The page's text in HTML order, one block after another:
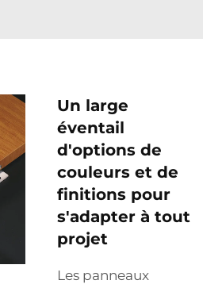
Un large
éventail
d'options de
couleurs et de
finitions pour
s'adapter à tout
projet
Les panneaux